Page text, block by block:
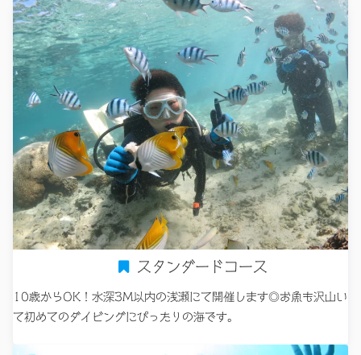
スタンダードコース
10歳からOK！水深3M以内の浅瀬にて開催します◎お魚も沢山い
て初めてのダイビングにぴったりの海です。